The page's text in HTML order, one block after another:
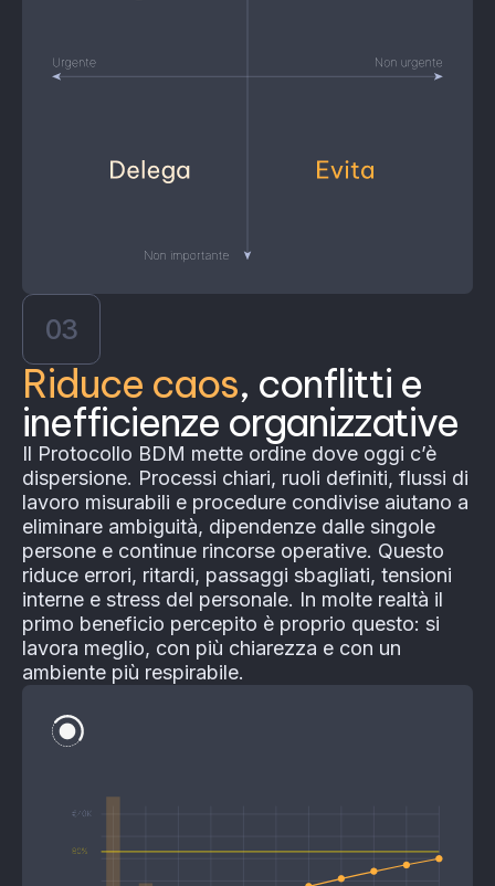
03
Riduce caos, conflitti e
inefficienze organizzative
Il Protocollo BDM mette ordine dove oggi c’è
dispersione. Processi chiari, ruoli definiti, flussi di
lavoro misurabili e procedure condivise aiutano a
eliminare ambiguità, dipendenze dalle singole
persone e continue rincorse operative. Questo
riduce errori, ritardi, passaggi sbagliati, tensioni
interne e stress del personale. In molte realtà il
primo beneficio percepito è proprio questo: si
lavora meglio, con più chiarezza e con un
ambiente più respirabile.